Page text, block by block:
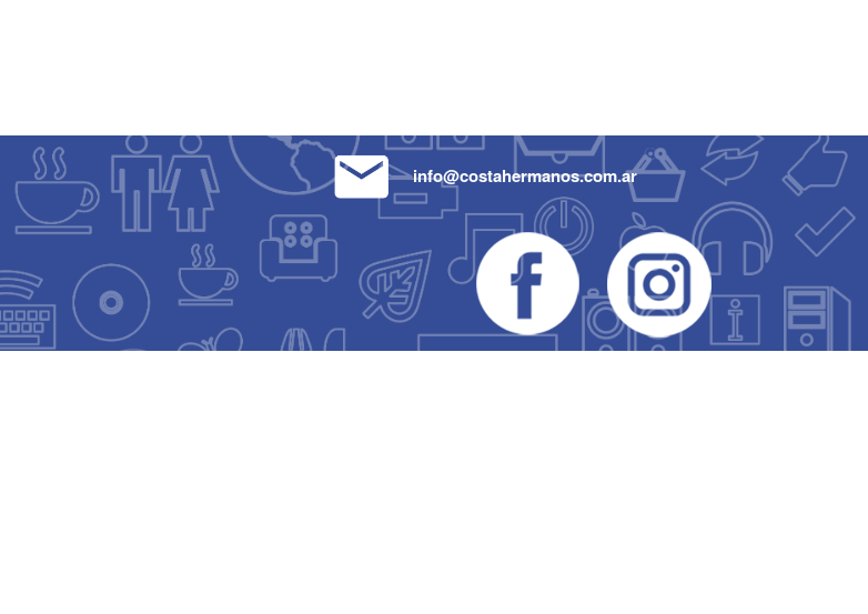
info@costahermanos.com.ar